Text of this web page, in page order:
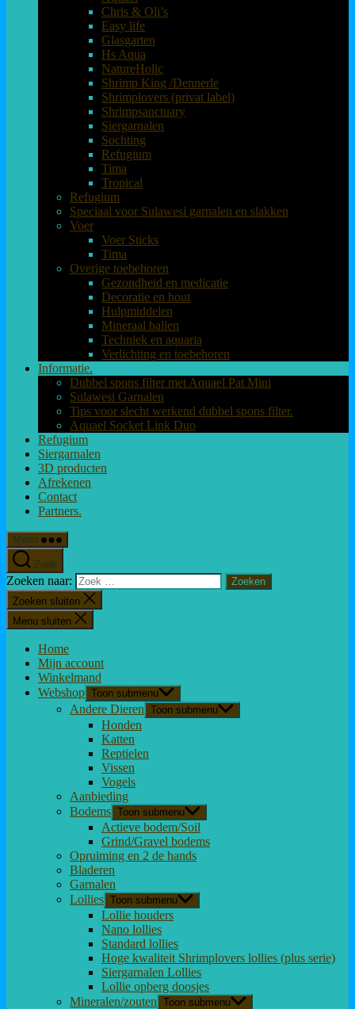
Chris & Oli’s
Easy life
Glasgarten
Hs Aqua
NatureHolic
Shrimp King /Dennerle
Shrimplovers (privat label)
Shrimpsanctuary
Siergarnalen
Sochting
Refugium
Tima
Tropical
Refugium
Speciaal voor Sulawesi garnalen en slakken
Voer
Voer Sticks
Tima
Overige toebehoren
Gezondheid en medicatie
Decoratie en hout
Hulpmiddelen
Mineraal ballen
Techniek en aquaria
Verlichting en toebehoren
Informatie.
Dubbel spons filter met Aquael Pat Mini
Sulawesi Garnalen
Tips voor slecht werkend dubbel spons filter.
Aquael Socket Link Duo
Refugium
Siergarnalen
3D producten
Afrekenen
Contact
Partners.
Menu
Zoek
Zoeken naar:
Zoeken sluiten
Menu sluiten
Home
Mijn account
Winkelmand
Webshop Toon submenu
Andere Dieren Toon submenu
Honden
Katten
Reptielen
Vissen
Vogels
Aanbieding
Bodems Toon submenu
Actieve bodem/Soil
Grind/Gravel bodems
Opruiming en 2 de hands
Bladeren
Garnalen
Lollies Toon submenu
Lollie houders
Nano lollies
Standard lollies
Hoge kwaliteit Shrimplovers lollies (plus serie)
Siergarnalen Lollies
Lollie opberg doosjes
Mineralen/zouten Toon submenu